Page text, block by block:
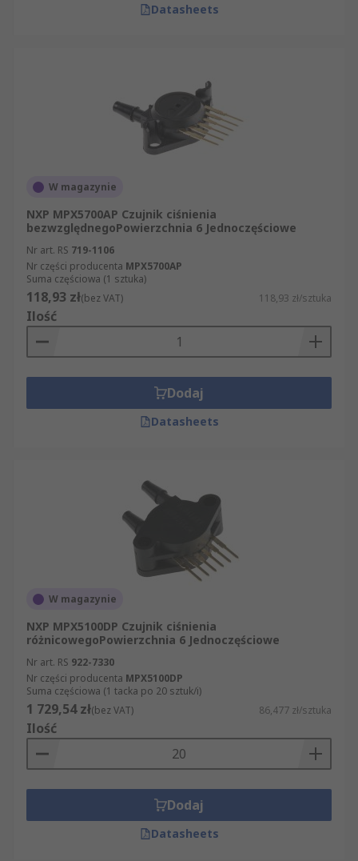
Datasheets
W magazynie
NXP MPX5700AP Czujnik ciśnienia
bezwzględnegoPowierzchnia 6 Jednoczęściowe
Nr art. RS 719-1106
Nr części producenta MPX5700AP
Suma częściowa (1 sztuka)
118,93 zł(bez VAT) 118,93 zł/sztuka
Ilość
Dodaj
Datasheets
W magazynie
NXP MPX5100DP Czujnik ciśnienia
różnicowegoPowierzchnia 6 Jednoczęściowe
Nr art. RS 922-7330
Nr części producenta MPX5100DP
Suma częściowa (1 tacka po 20 sztuk/i)
1 729,54 zł(bez VAT) 86,477 zł/sztuka
Ilość
Dodaj
Datasheets